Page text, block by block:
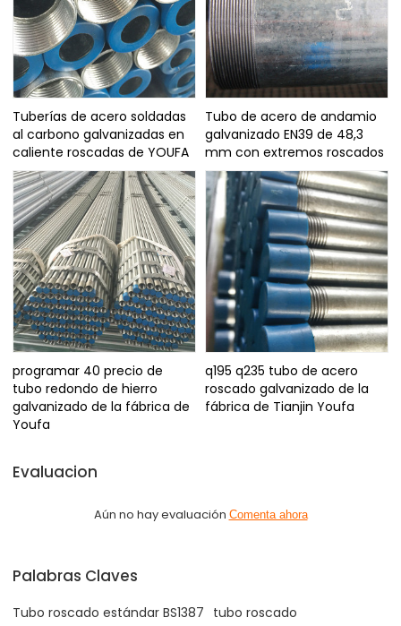
Tuberías de acero soldadas
al carbono galvanizadas en
caliente roscadas de YOUFA
Tubo de acero de andamio
galvanizado EN39 de 48,3
mm con extremos roscados
programar 40 precio de
tubo redondo de hierro
galvanizado de la fábrica de
Youfa
q195 q235 tubo de acero
roscado galvanizado de la
fábrica de Tianjin Youfa
Evaluacion
Aún no hay evaluación Comenta ahora
Palabras Claves
Tubo roscado estándar BS1387 tubo roscado